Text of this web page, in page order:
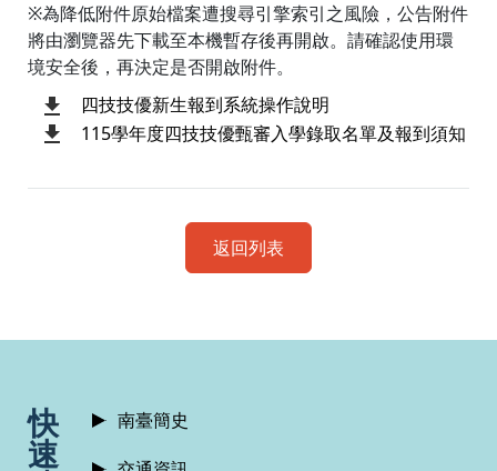
※為降低附件原始檔案遭搜尋引擎索引之風險，公告附件
將由瀏覽器先下載至本機暫存後再開啟。請確認使用環
境安全後，再決定是否開啟附件。
四技技優新生報到系統操作說明
115學年度四技技優甄審入學錄取名單及報到須知
返回列表
:::
快
速
南臺簡史